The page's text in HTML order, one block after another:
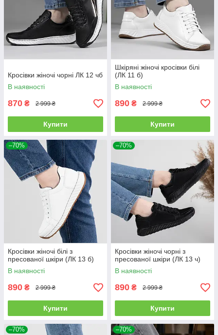
Кросівки жіночі чорні ЛК 12 чб
В наявності
870 ₴ 2 999 ₴
Купити
Шкіряні жіночі кросівки білі
(ЛК 11 б)
В наявності
890 ₴ 2 999 ₴
Купити
–70%
Кросівки жіночі білі з
пресованої шкіри (ЛК 13 б)
В наявності
890 ₴ 2 999 ₴
Купити
–70%
Кросівки жіночі чорні з
пресованої шкіри (ЛК 13 ч)
В наявності
890 ₴ 2 999 ₴
Купити
–70% –70%